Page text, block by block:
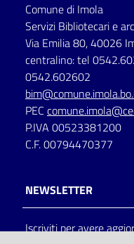
Comune di Imola
Servizi Bibliotecari e
Via Emilia 80, 40026
centralino: tel
0542.602602
PEC
P.IVA 00523381200
C.F. 00794470377
NEWSLETTER
Iscriviti per avere